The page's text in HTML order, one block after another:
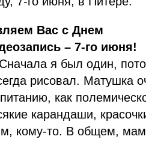
Вас с Днем
– 7-го июня!
я был один,
рисовал. Матушка
как
карандаши,
кому-то. В общем,